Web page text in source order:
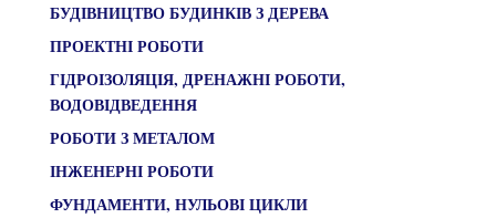
БУДІВНИЦТВО БУДИНКІВ З ДЕРЕВА
ПРОЕКТНІ РОБОТИ
ГІДРОІЗОЛЯЦІЯ, ДРЕНАЖНІ РОБОТИ,
ВОДОВІДВЕДЕННЯ
РОБОТИ З МЕТАЛОМ
ІНЖЕНЕРНІ РОБОТИ
ФУНДАМЕНТИ, НУЛЬОВІ ЦИКЛИ